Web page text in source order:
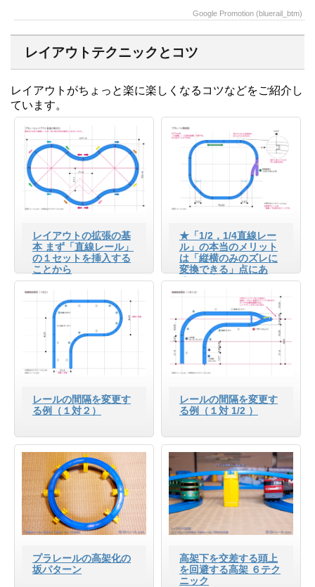
Google Promotion (bluerail_btm)
レイアウトテクニックとコツ
レイアウトがちょっと楽に楽しくなるコツなどをご紹介し
ています。
レイアウトの拡張の基
本 まず「直線レール」
の１セットを挿入する
ことから
★「1/2，1/4直線レー
ル」の本当のメリット
は「縦横のみのズレに
変換できる」点にあ
る！
レールの間隔を変更す
る例（１対２）
レールの間隔を変更す
る例（１対 1/2 ）
プラレールの高架化の
坂パターン
高架下を交差する頭上
を回避する高架 ６テク
ニック